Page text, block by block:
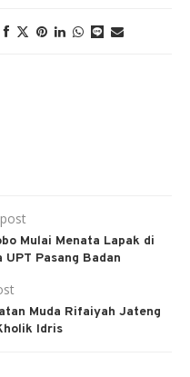
Mulai Menata Lapak di
UPT Pasang Badan
Muda Rifaiyah Jateng
Idris